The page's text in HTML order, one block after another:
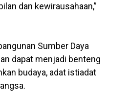
dan kewirausahaan,”
Sumber Daya
dapat menjadi benteng
budaya, adat istiadat